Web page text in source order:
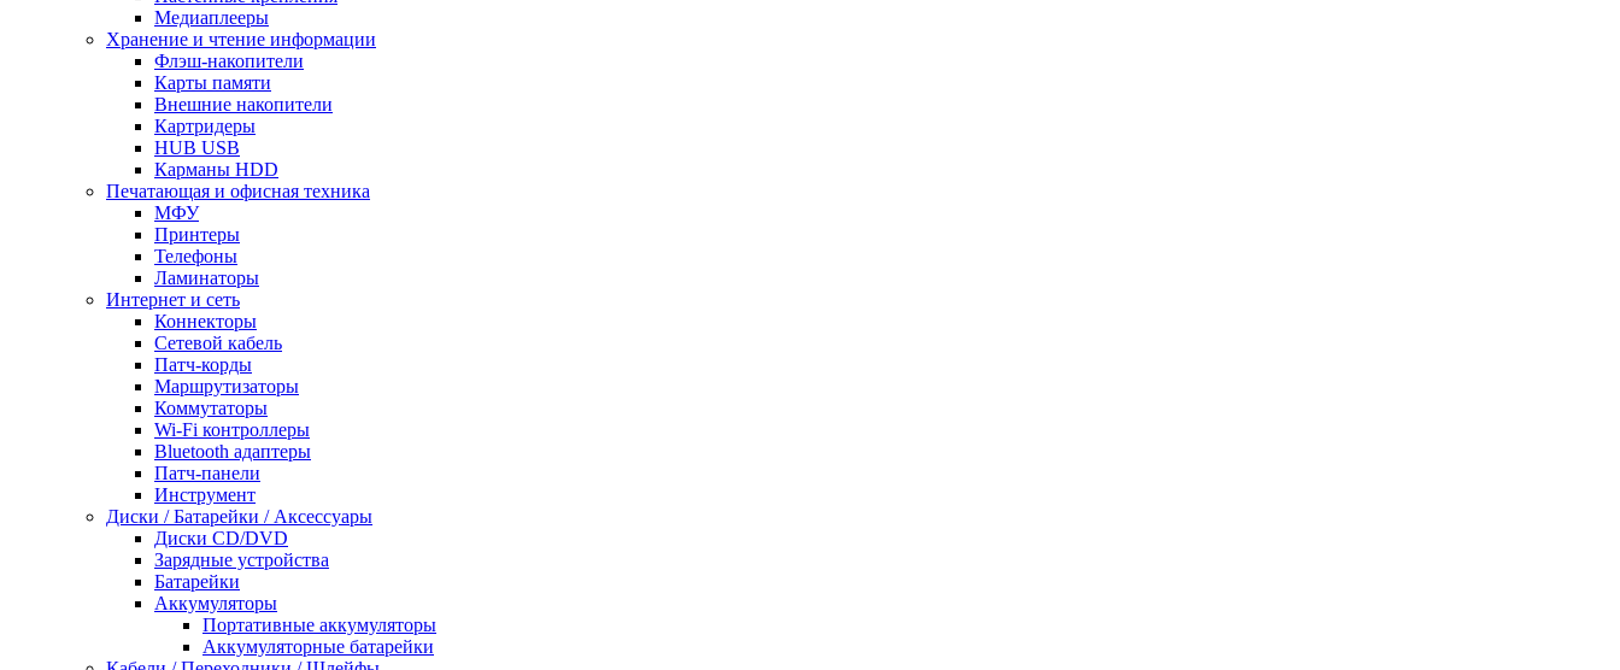
Медиаплееры
Хранение и чтение информации
Флэш-накопители
Карты памяти
Внешние накопители
Картридеры
HUB USB
Карманы HDD
Печатающая и офисная техника
МФУ
Принтеры
Телефоны
Ламинаторы
Интернет и сеть
Коннекторы
Сетевой кабель
Патч-корды
Маршрутизаторы
Коммутаторы
Wi-Fi контроллеры
Bluetooth адаптеры
Патч-панели
Инструмент
Диски / Батарейки / Аксессуары
Диски CD/DVD
Зарядные устройства
Батарейки
Аккумуляторы
Портативные аккумуляторы
Аккумуляторные батарейки